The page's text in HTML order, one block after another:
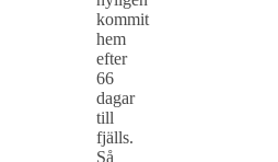
kommit
hem
efter
66
dagar
till
fjälls.
Så